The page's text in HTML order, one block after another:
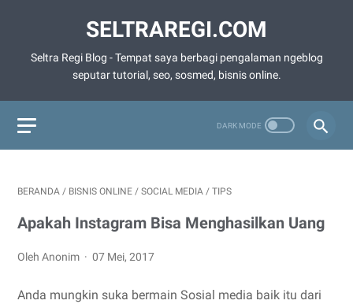
SELTRAREGI.COM
Seltra Regi Blog - Tempat saya berbagi pengalaman ngeblog
seputar tutorial, seo, sosmed, bisnis online.
BERANDA / BISNIS ONLINE / SOCIAL MEDIA / TIPS
Apakah Instagram Bisa Menghasilkan Uang
Oleh Anonim 07 Mei, 2017
Anda mungkin suka bermain Sosial media baik itu dari